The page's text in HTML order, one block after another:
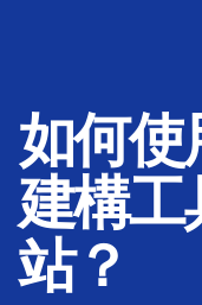
如何使
建構工
站？